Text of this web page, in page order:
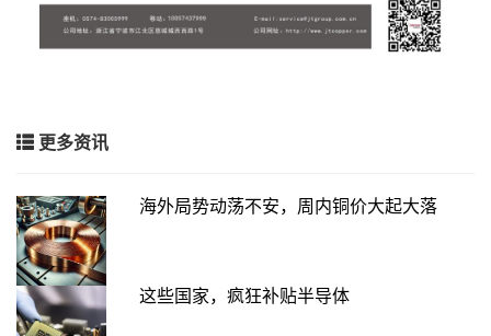
更多资讯
海外局势动荡不安，周内铜价大起大落
这些国家，疯狂补贴半导体